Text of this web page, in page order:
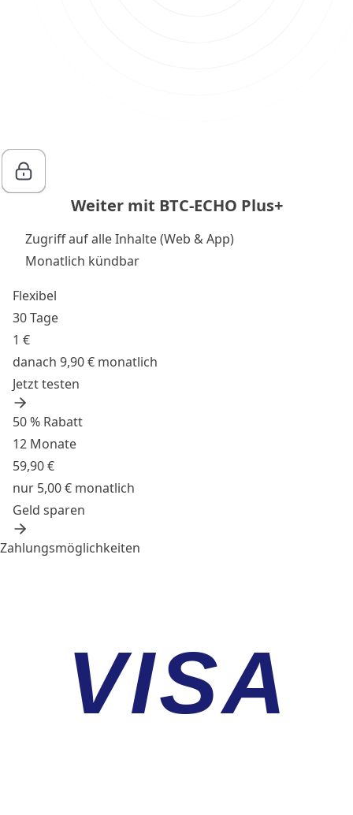
Weiter mit BTC-ECHO Plus+
Zugriff auf alle Inhalte (Web & App)
Monatlich kündbar
Flexibel
30 Tage
1 €
danach 9,90 € monatlich
Jetzt testen
50 % Rabatt
12 Monate
59,90 €
nur 5,00 € monatlich
Geld sparen
Zahlungsmöglichkeiten
VISA